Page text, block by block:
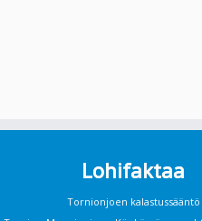
Lohifaktaa
Tornionjoen kalastussääntö